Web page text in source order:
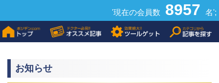
'現在の会員数 8957 名';
お知らせ